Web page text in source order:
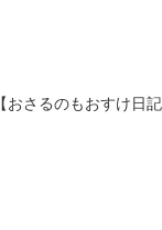
【おさるのもおすけ日